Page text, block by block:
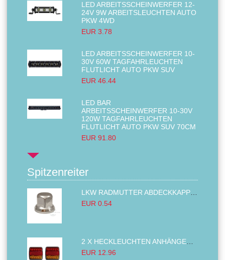
LED ARBEITSSCHEINWERFER 12-
24V 9W ARBEITSLEUCHTEN AUTO
PKW 4WD
EUR 3.78
LED ARBEITSSCHEINWERFER 10-
30V 60W TAGFAHRLEUCHTEN
FLUTLICHT AUTO PKW SUV
EUR 46.44
LED BAR
ARBEITSSCHEINWERFER 10-30V
120W TAGFAHRLEUCHTEN
FLUTLICHT AUTO PKW SUV 70CM
EUR 91.80
Spitzenreiter
EUR 0.54
EUR 12.96